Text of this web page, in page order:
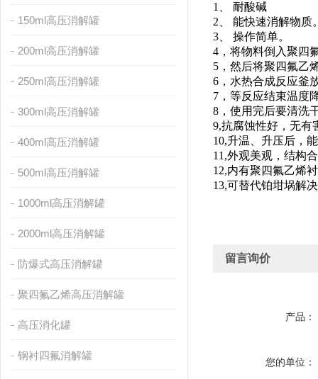
150ml高压消解罐
200ml高压消解罐
250ml高压消解罐
300ml高压消解罐
400ml高压消解罐
500ml高压消解罐
1000ml高压消解罐
2000ml高压消解罐
防爆式高压消解罐
聚四氟乙烯高压消解罐
高压消化罐
钢衬四氟消解罐
1、 耐酸碱
2、 能快速消解物质
3、 操作简单。
4，将物料倒入聚四
5，然后将聚四氟乙
6，水热合成反应釜
7，等反应结束温度
8，使用完后要清洗
9,抗腐蚀性好，无有
10,升温、升压后，
11,外观美观，结构
12,内有聚四氟乙烯
13,可替代铂坩埚解
留言询价
产品：
您的单位：